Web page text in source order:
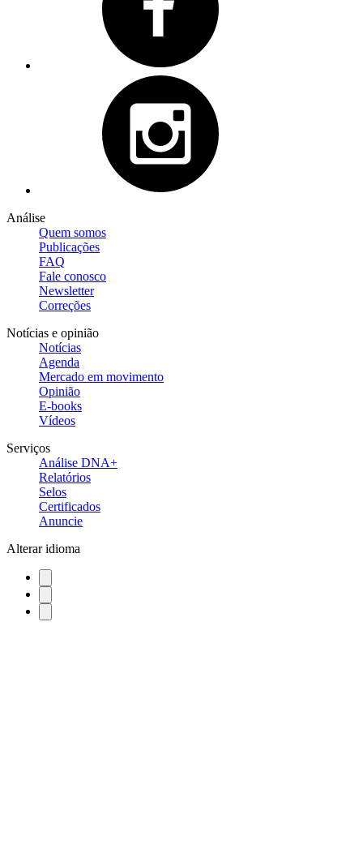
Análise
Quem somos
Publicações
FAQ
Fale conosco
Newsletter
Correções
Notícias e opinião
Notícias
Agenda
Mercado em movimento
Opinião
E-books
Vídeos
Serviços
Análise DNA+
Relatórios
Selos
Certificados
Anuncie
Alterar idioma